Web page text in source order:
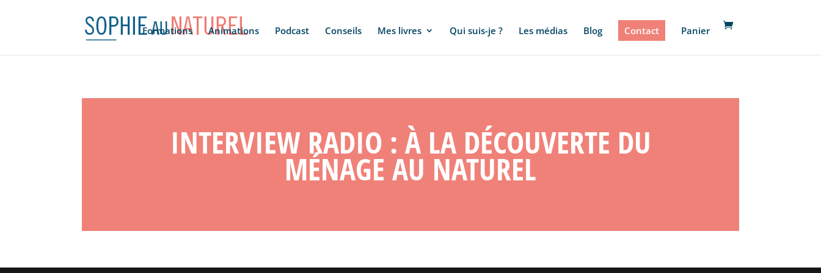
Formations Animations Podcast Conseils Mes livres Qui suis-je ? Les médias Blog Contact Panier
INTERVIEW RADIO : À LA DÉCOUVERTE DU
MÉNAGE AU NATUREL